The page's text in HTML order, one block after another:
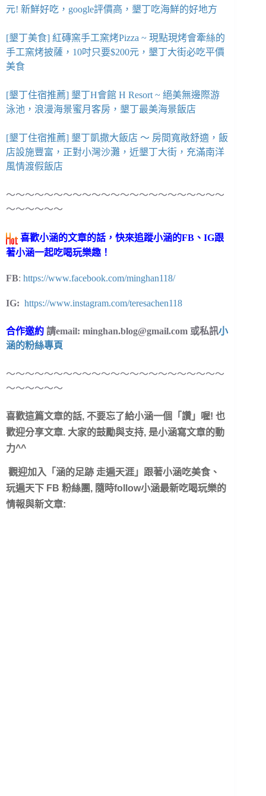
元! 新鮮好吃，google評價高，墾丁吃海鮮的好地方
[墾丁美食] 紅磚窯手工窯烤Pizza ~ 現點現烤會牽絲的
手工窯烤披薩，10吋只要$200元，墾丁大街必吃平價
美食
[墾丁住宿推薦] 墾丁H會館 H Resort ~ 絕美無邊際游
泳池，浪漫海景蜜月客房，墾丁最美海景飯店
[墾丁住宿推薦] 墾丁凱撒大飯店 ～ 房間寬敞舒適，飯
店設施豐富，正對小灣沙灘，近墾丁大街，充滿南洋
風情渡假飯店
～～～～～～～～～～～～～～～～～～～～～～～
～～～～～～
喜歡小涵的文章的話，快來追蹤小涵的FB、IG跟
著小涵一起吃喝玩樂趣！
FB: https://www.facebook.com/minghan118/
IG: https://www.instagram.com/teresachen118
合作邀約 請email: minghan.blog@gmail.com 或私訊小
涵的粉絲專頁
～～～～～～～～～～～～～～～～～～～～～～～
～～～～～～
喜歡這篇文章的話, 不要忘了給小涵一個「讚 」喔! 也
歡迎分享文章. 大家的鼓勵與支持, 是小涵寫文章的動
力^^
觀迎加入「涵的足跡 走遍天涯」跟著小涵吃美食、
玩遍天下 FB 粉絲團, 隨時follow小涵最新吃喝玩樂的
情報與新文章: